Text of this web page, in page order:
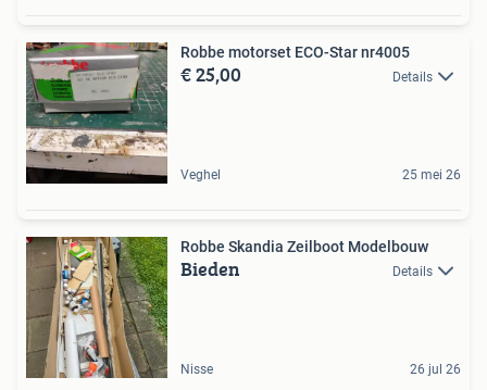
Robbe motorset ECO-Star nr4005
€ 25,00 Details
Veghel 25 mei 26
Robbe Skandia Zeilboot Modelbouw
Bieden Details
Nisse 26 jul 26